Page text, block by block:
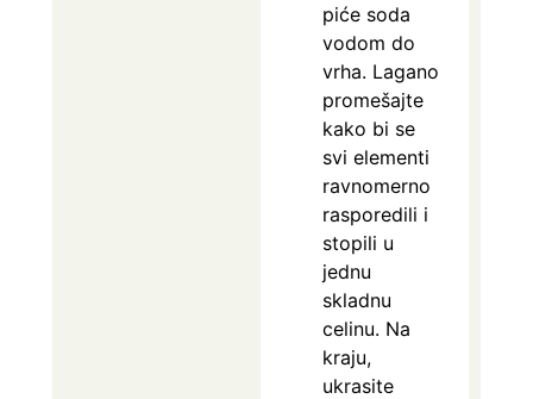
piće soda
vodom do
vrha. Lagano
promešajte
kako bi se
svi elementi
ravnomerno
rasporedili i
stopili u
jednu
skladnu
celinu. Na
kraju,
ukrasite